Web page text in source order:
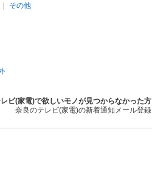
その他
ビ(家電)で欲しいモノが見つからなかった方
奈良のテレビ(家電)の新着通知メール登録